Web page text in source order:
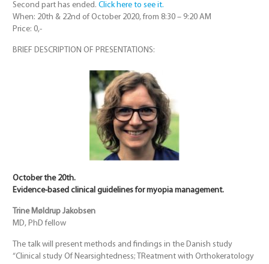
Second part has ended. Click here to see it.
When: 20th & 22nd of October 2020, from 8:30 – 9:20 AM
Price: 0,-
BRIEF DESCRIPTION OF PRESENTATIONS:
October the 20th.
Evidence-based clinical guidelines for myopia management.
Trine Møldrup Jakobsen
MD, PhD fellow
The talk will present methods and findings in the Danish study
“Clinical study Of Nearsightedness; TReatment with Orthokeratology